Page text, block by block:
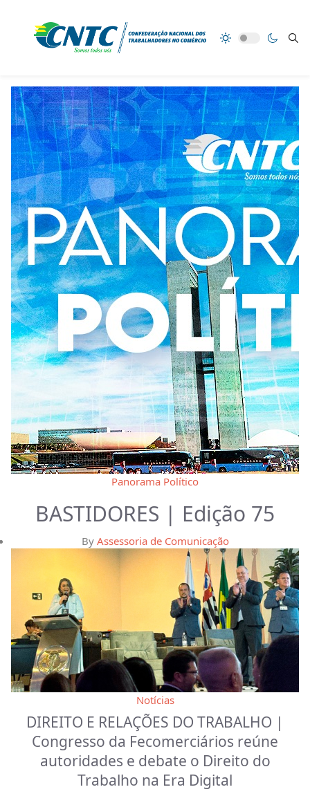
Panorama Político
BASTIDORES | Edição 75
By Assessoria de Comunicação
Notícias
DIREITO E RELAÇÕES DO TRABALHO |
Congresso da Fecomerciários reúne
autoridades e debate o Direito do
Trabalho na Era Digital